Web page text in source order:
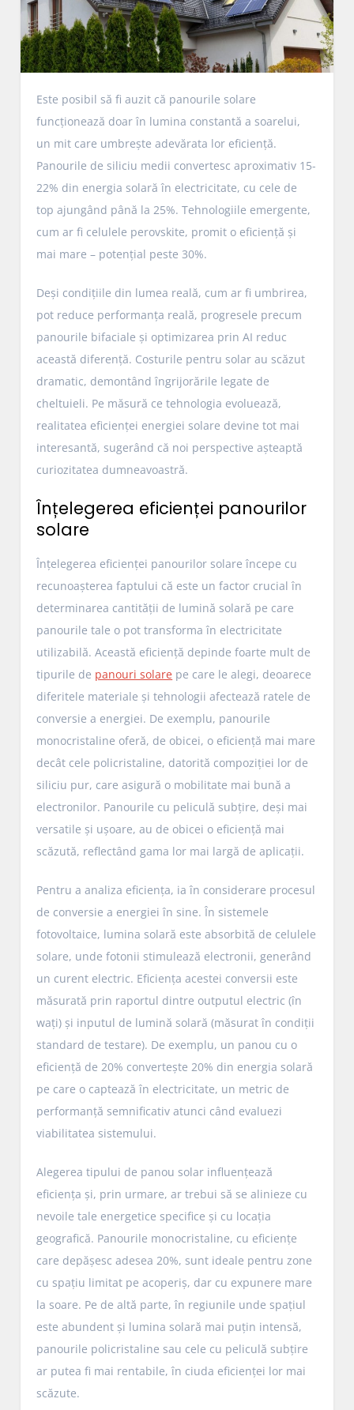
Este posibil să fi auzit că panourile solare
funcționează doar în lumina constantă a soarelui,
un mit care umbrește adevărata lor eficiență.
Panourile de siliciu medii convertesc aproximativ 15-
22% din energia solară în electricitate, cu cele de
top ajungând până la 25%. Tehnologiile emergente,
cum ar fi celulele perovskite, promit o eficiență și
mai mare – potențial peste 30%.
Deși condițiile din lumea reală, cum ar fi umbrirea,
pot reduce performanța reală, progresele precum
panourile bifaciale și optimizarea prin AI reduc
această diferență. Costurile pentru solar au scăzut
dramatic, demontând îngrijorările legate de
cheltuieli. Pe măsură ce tehnologia evoluează,
realitatea eficienței energiei solare devine tot mai
interesantă, sugerând că noi perspective așteaptă
curiozitatea dumneavoastră.
Înțelegerea eficienței panourilor
solare
Înțelegerea eficienței panourilor solare începe cu
recunoașterea faptului că este un factor crucial în
determinarea cantității de lumină solară pe care
panourile tale o pot transforma în electricitate
utilizabilă. Această eficiență depinde foarte mult de
tipurile de panouri solare pe care le alegi, deoarece
diferitele materiale și tehnologii afectează ratele de
conversie a energiei. De exemplu, panourile
monocristaline oferă, de obicei, o eficiență mai mare
decât cele policristaline, datorită compoziției lor de
siliciu pur, care asigură o mobilitate mai bună a
electronilor. Panourile cu peliculă subțire, deși mai
versatile și ușoare, au de obicei o eficiență mai
scăzută, reflectând gama lor mai largă de aplicații.
Pentru a analiza eficiența, ia în considerare procesul
de conversie a energiei în sine. În sistemele
fotovoltaice, lumina solară este absorbită de celulele
solare, unde fotonii stimulează electronii, generând
un curent electric. Eficiența acestei conversii este
măsurată prin raportul dintre outputul electric (în
wați) și inputul de lumină solară (măsurat în condiții
standard de testare). De exemplu, un panou cu o
eficiență de 20% convertește 20% din energia solară
pe care o captează în electricitate, un metric de
performanță semnificativ atunci când evaluezi
viabilitatea sistemului.
Alegerea tipului de panou solar influențează
eficiența și, prin urmare, ar trebui să se alinieze cu
nevoile tale energetice specifice și cu locația
geografică. Panourile monocristaline, cu eficiențe
care depășesc adesea 20%, sunt ideale pentru zone
cu spațiu limitat pe acoperiș, dar cu expunere mare
la soare. Pe de altă parte, în regiunile unde spațiul
este abundent și lumina solară mai puțin intensă,
panourile policristaline sau cele cu peliculă subțire
ar putea fi mai rentabile, în ciuda eficienței lor mai
scăzute.